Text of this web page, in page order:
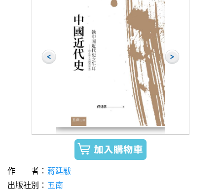
作 者： 蔣廷黻
出版社別： 五南